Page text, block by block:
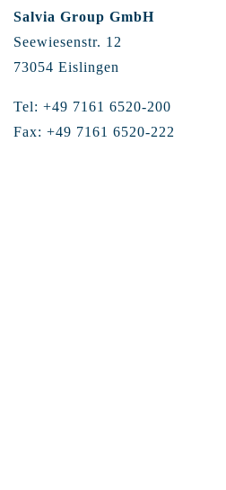
Salvia Group GmbH
Seewiesenstr. 12
73054 Eislingen
Tel: +49 7161 6520-200
Fax: +49 7161 6520-222